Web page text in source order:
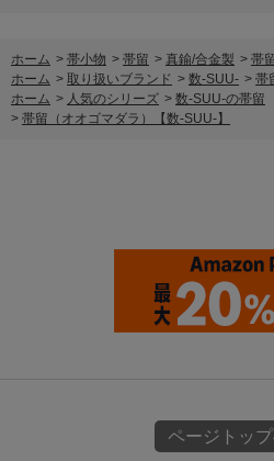
ホーム > 帯小物 > 帯留 > 真鍮/合金製 > 帯
ホーム > 取り扱いブランド > 数-SUU- > 帯
ホーム > 人気のシリーズ > 数-SUU-の帯留
> 帯留（オオゴマダラ）【数-SUU-】
ページトッ